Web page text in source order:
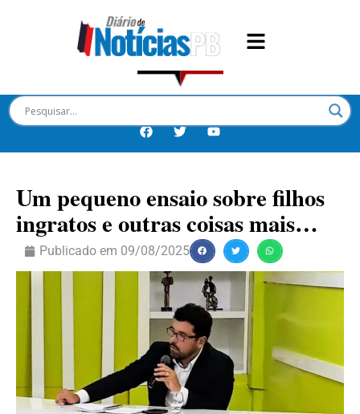
Um pequeno ensaio sobre filhos
ingratos e outras coisas mais…
Publicado em 09/08/2025